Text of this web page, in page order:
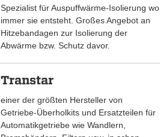
Spezialist für Auspuffwärme-Isolierung wo
immer sie entsteht. Großes Angebot an
Hitzebandagen zur Isolierung der
Abwärme bzw. Schutz davor.
Transtar
einer der größten Hersteller von
Getriebe-Überholkits und Ersatzteilen für
Automatikgetriebe wie Wandlern,